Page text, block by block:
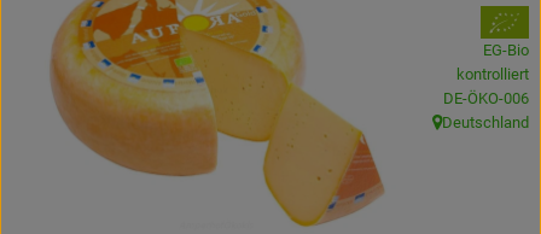
Obst & Gemüse
Frisches
Angebote
, Verband:
EG-Bio
kontrolliert
, Kontrollstelle:
DE-ÖKO-006
, Herkunft:
Deutschland